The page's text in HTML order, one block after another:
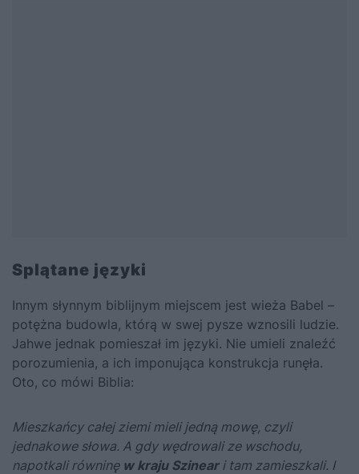
Splątane języki
Innym słynnym biblijnym miejscem jest wieża Babel –
potężna budowla, którą w swej pysze wznosili ludzie.
Jahwe jednak pomieszał im języki. Nie umieli znaleźć
porozumienia, a ich imponująca konstrukcja runęła.
Oto, co mówi Biblia:
Mieszkańcy całej ziemi mieli jedną mowę, czyli
jednakowe słowa. A gdy wędrowali ze wschodu,
napotkali równinę w kraju Szineari tam zamieszkali. I